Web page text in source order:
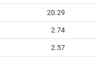
20.29
2.74
2.57